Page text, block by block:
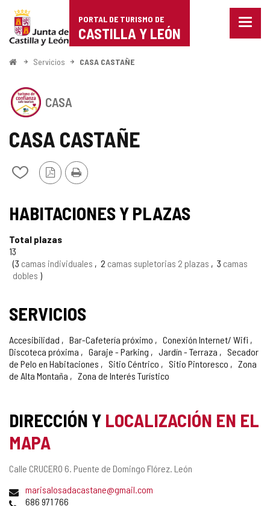
Portal
de
Turismo
de
Castilla
León
PORTAL DE TURISMO DE
CASTILLA Y LEÓN
Menu
InicioServicios CASA CASTAÑE
CASA CASTAÑE
Añadir/quitar
cuadernos
Versión
PDF
Imprimir
CASA
SELLO
TURISMO
DE
CONFIANZA
establecimiento
el
DE
CONFIANZA
CASTILLA
LEÓN
HABITACIONES Y PLAZAS
Total plazas
13
3 camas individuales 2 camas supletorias 2 plazas 3 camas
dobles
SERVICIOS
Accesibilidad Bar-Cafetería próximo
Conexión Internet/ Wifi
Discoteca próxima
Garaje - Parking Jardín - Terraza
Secador
de Pelo en Habitaciones
Sitio Céntrico Sitio Pintoresco
Zona
de Alta Montaña
Zona de Interés Turístico
DIRECCIÓN Y LOCALIZACIÓN EN EL
MAPA
Dirección
Calle CRUCERO 6. Puente de Domingo Flórez. León
Dirección
de
marisalosadacastane@gmail.com
Teléfonos
686 971 766